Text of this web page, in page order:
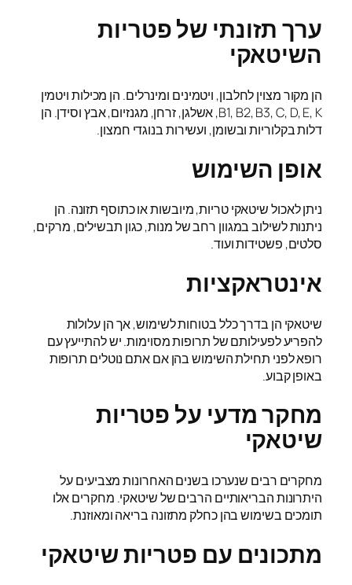
ערך תזונתי של פטריות
השיטאקי
הן מקור מצוין לחלבון, ויטמינים ומינרלים. הן מכילות ויטמין
B1, B2, B3, C, D, E, K, אשלגן, זרחן, מגנזיום, אבץ וסידן. הן
דלות בקלוריות ובשומן, ועשירות בנוגדי חמצון.
אופן השימוש
ניתן לאכול שיטאקי טריות, מיובשות או כתוסף תזונה. הן
ניתנות לשילוב במגוון רחב של מנות, כגון תבשילים, מרקים,
סלטים, פשטידות ועוד.
אינטראקציות
שיטאקי הן בדרך כלל בטוחות לשימוש, אך הן עלולות
להפריע לפעילותם של תרופות מסוימות. יש להתייעץ עם
רופא לפני תחילת השימוש בהן אם אתם נוטלים תרופות
באופן קבוע.
מחקר מדעי על פטריות
שיטאקי
מחקרים רבים שנערכו בשנים האחרונות מצביעים על
היתרונות הבריאותיים הרבים של שיטאקי. מחקרים אלו
תומכים בשימוש בהן כחלק מתזונה בריאה ומאוזנת.
מתכונים עם פטריות שיטאקי